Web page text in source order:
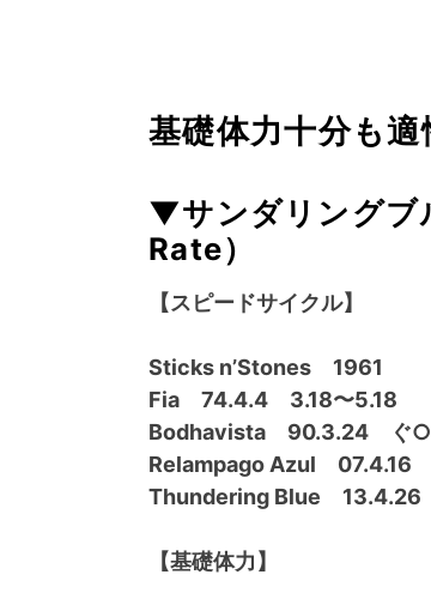
基礎体力十分も
▼サンダリングブ
Rate）
【スピードサイクル】
Sticks n’Stones 1961
Fia 74.4.4 3.18〜5.18
Bodhavista 90.3.24 ぐ
Relampago Azul
Thundering Blue
【基礎体力】